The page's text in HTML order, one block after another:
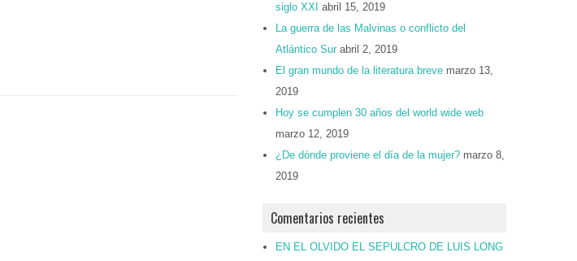
siglo XXI abril 15, 2019
La guerra de las Malvinas o conflicto del
Atlántico Sur abril 2, 2019
El gran mundo de la literatura breve marzo 13,
2019
Hoy se cumplen 30 años del world wide web
marzo 12, 2019
¿De dónde proviene el día de la mujer? marzo 8,
2019
Comentarios recientes
EN EL OLVIDO EL SEPULCRO DE LUIS LONG